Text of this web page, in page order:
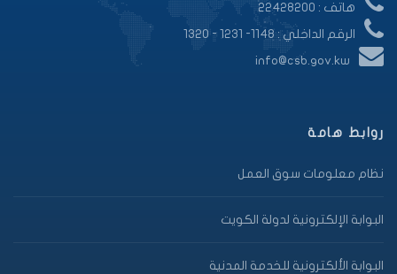
هاتف : 22428200
الرقم الداخلي : 1148- 1231 - 1320
info@csb.gov.kw
روابط هامة
نظام معلومات سوق العمل
البوابة الإلكترونية لدولة الكويت
البوابة الألكترونية للخدمة المدنية